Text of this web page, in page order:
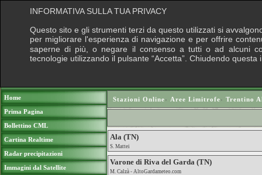
Home
Prima Pagina
Bollettino CML
Cartina Realtime
Radar precipitazioni
Immagini dal Satellite
Stazioni Online› Aree Limitrofe› Trentino
Ala (TN)
S. Mattei
Varone di Riva del Garda (TN)
M. Calzà - AltoGardameteo.com
INFORMATIVA SULLA TUA PRIVACY
Questo sito e gli strumenti terzi da questo utilizzati si
per migliorare l'esperienza di navigazione e per offrire
saperne di più, o negare il consenso a tutti o ad alcuni
tecnologie utilizzando il pulsante “Accetta”. Chiudendo